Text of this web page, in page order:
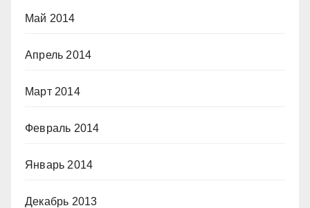
Май 2014
Апрель 2014
Март 2014
Февраль 2014
Январь 2014
Декабрь 2013